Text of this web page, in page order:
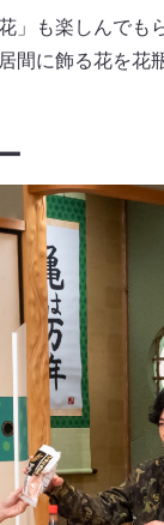
」も楽しんで
間に飾る花を